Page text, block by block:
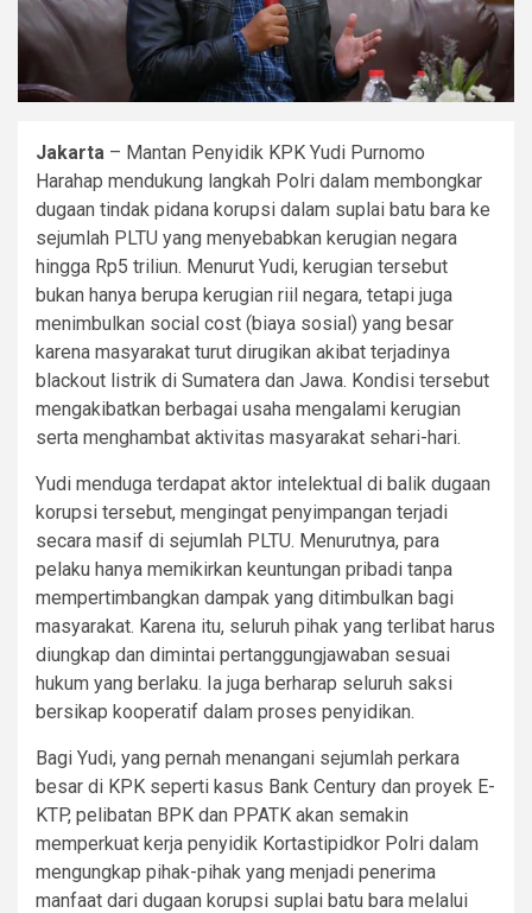
Jakarta – Mantan Penyidik KPK Yudi Purnomo
Harahap mendukung langkah Polri dalam membongkar
dugaan tindak pidana korupsi dalam suplai batu bara ke
sejumlah PLTU yang menyebabkan kerugian negara
hingga Rp5 triliun. Menurut Yudi, kerugian tersebut
bukan hanya berupa kerugian riil negara, tetapi juga
menimbulkan social cost (biaya sosial) yang besar
karena masyarakat turut dirugikan akibat terjadinya
blackout listrik di Sumatera dan Jawa. Kondisi tersebut
mengakibatkan berbagai usaha mengalami kerugian
serta menghambat aktivitas masyarakat sehari-hari.
Yudi menduga terdapat aktor intelektual di balik dugaan
korupsi tersebut, mengingat penyimpangan terjadi
secara masif di sejumlah PLTU. Menurutnya, para
pelaku hanya memikirkan keuntungan pribadi tanpa
mempertimbangkan dampak yang ditimbulkan bagi
masyarakat. Karena itu, seluruh pihak yang terlibat harus
diungkap dan dimintai pertanggungjawaban sesuai
hukum yang berlaku. Ia juga berharap seluruh saksi
bersikap kooperatif dalam proses penyidikan.
Bagi Yudi, yang pernah menangani sejumlah perkara
besar di KPK seperti kasus Bank Century dan proyek E-
KTP, pelibatan BPK dan PPATK akan semakin
memperkuat kerja penyidik Kortastipidkor Polri dalam
mengungkap pihak-pihak yang menjadi penerima
manfaat dari dugaan korupsi suplai batu bara melalui